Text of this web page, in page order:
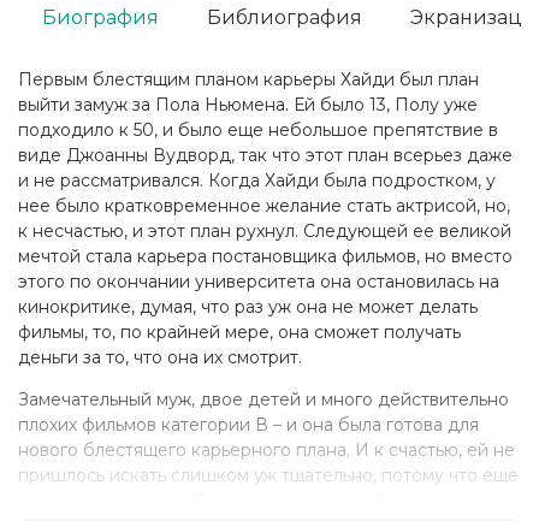
Первым блестящим планом карьеры Хайди был план
выйти замуж за Пола Ньюмена. Ей было 13, Полу уже
подходило к 50, и было еще небольшое препятствие в
виде Джоанны Вудворд, так что этот план всерьез даже
и не рассматривался. Когда Хайди была подростком, у
нее было кратковременное желание стать актрисой, но,
к несчастью, и этот план рухнул. Следующей ее великой
мечтой стала карьера постановщика фильмов, но вместо
этого по окончании университета она остановилась на
кинокритике, думая, что раз уж она не может делать
фильмы, то, по крайней мере, она сможет получать
деньги за то, что она их смотрит.
Замечательный муж, двое детей и много действительно
плохих фильмов категории В – и она была готова для
нового блестящего карьерного плана. И к счастью, ей не
пришлось искать слишком уж тщательно, потому что еще
Биография Библиография